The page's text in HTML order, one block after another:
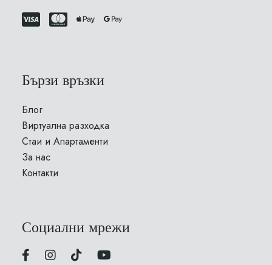
Бързи връзки
Блог
Виртуална разходка
Стаи и Апартаменти
За нас
Контакти
Социални мрежи